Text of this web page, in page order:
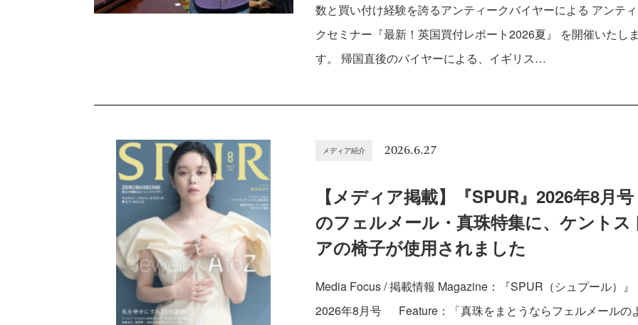
数と買い付け経験を誇るアンティークバイヤーによる アンテ
クセミナー『最新！英国買付レポート2026夏』 を開催いたしま
す。 帰国直後のバイヤーによる、イギリス…
メディア紹介 2026.6.27
【メディア掲載】『SPUR』2026年8月号
のフェルメール・真珠特集に、ケントス
アの椅子が使用されました
Media Focus / 掲載情報 Magazine：『SPUR（シュプール）』
2026年8月号 Feature：「真珠をまとうならフェルメールの